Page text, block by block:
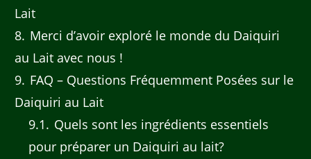
Lait
8 Merci d’avoir exploré le monde du Daiquiri
au Lait avec nous !
9 FAQ – Questions Fréquemment Posées sur le
Daiquiri au Lait
9.1
Quels sont les ingrédients essentiels
pour préparer un Daiquiri au lait?